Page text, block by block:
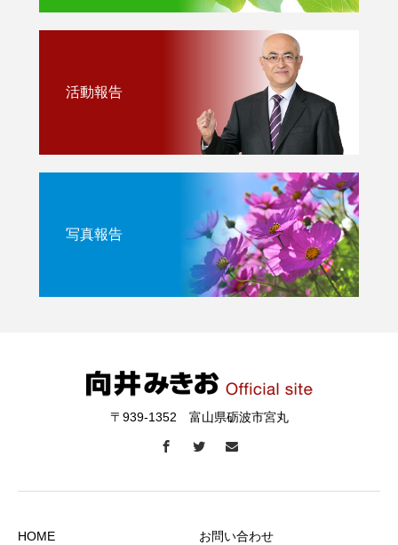
活動報告
写真報告
〒939-1352 富山県砺波市宮丸
HOME お問い合わせ